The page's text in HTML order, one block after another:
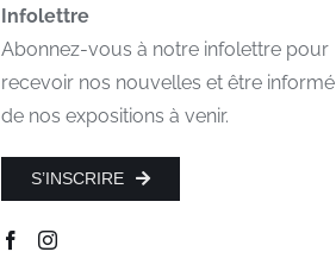
Infolettre
Abonnez-vous à notre infolettre pour
recevoir nos nouvelles et être informé
de nos expositions à venir.
S’INSCRIRE